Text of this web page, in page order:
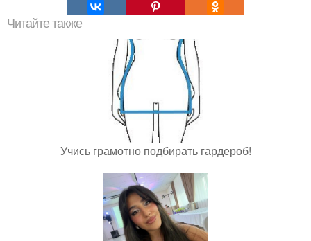
Читайте также
Учись грамотно подбирать гардероб!